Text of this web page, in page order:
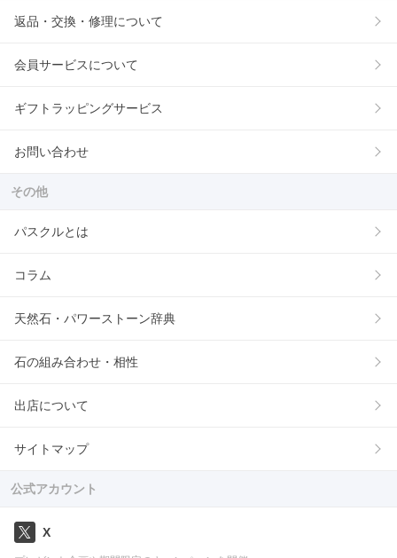
返品・交換・修理について
会員サービスについて
ギフトラッピングサービス
お問い合わせ
その他
パスクルとは
コラム
天然石・パワーストーン辞典
石の組み合わせ・相性
出店について
サイトマップ
公式アカウント
X